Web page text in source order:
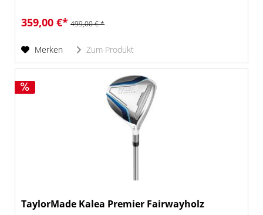
359,00 €* 499,00 € *
Merken Zum Produkt
TaylorMade Kalea Premier Fairwayholz